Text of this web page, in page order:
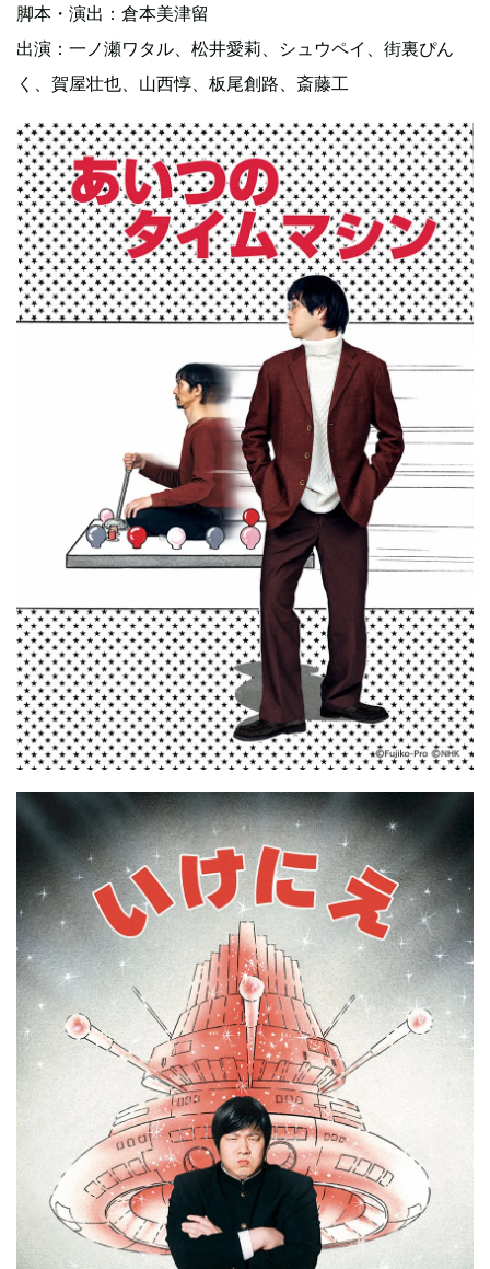
脚本・演出：倉本美津留
出演：一ノ瀬ワタル、松井愛莉、シュウペイ、街裏ぴん
く、賀屋壮也、山西惇、板尾創路、斎藤工